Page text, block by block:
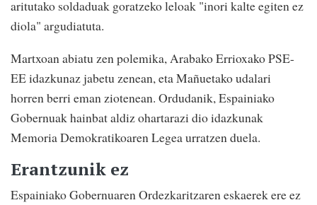
aritutako soldaduak goratzeko leloak "inori kalte egiten ez
diola" argudiatuta.
Martxoan abiatu zen polemika, Arabako Errioxako PSE-
EE idazkunaz jabetu zenean, eta Mañuetako udalari
horren berri eman ziotenean. Ordudanik, Espainiako
Gobernuak hainbat aldiz ohartarazi dio idazkunak
Memoria Demokratikoaren Legea urratzen duela.
Erantzunik ez
Espainiako Gobernuaren Ordezkaritzaren eskaerek ere ez